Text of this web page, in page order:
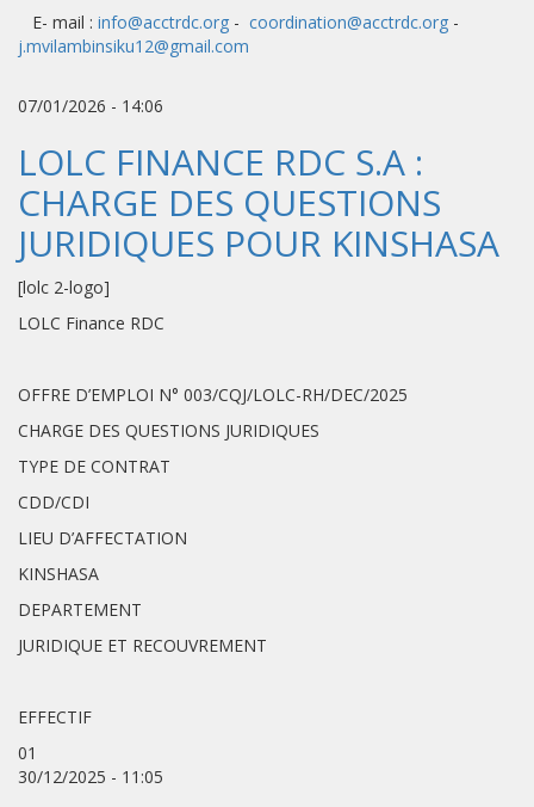
E- mail : info@acctrdc.org - coordination@acctrdc.org -
j.mvilambinsiku12@gmail.com
07/01/2026 - 14:06
LOLC FINANCE RDC S.A :
CHARGE DES QUESTIONS
JURIDIQUES POUR KINSHASA
[lolc 2-logo]
LOLC Finance RDC
OFFRE D’EMPLOI N° 003/CQJ/LOLC-RH/DEC/2025
CHARGE DES QUESTIONS JURIDIQUES
TYPE DE CONTRAT
CDD/CDI
LIEU D’AFFECTATION
KINSHASA
DEPARTEMENT
JURIDIQUE ET RECOUVREMENT
EFFECTIF
01
30/12/2025 - 11:05